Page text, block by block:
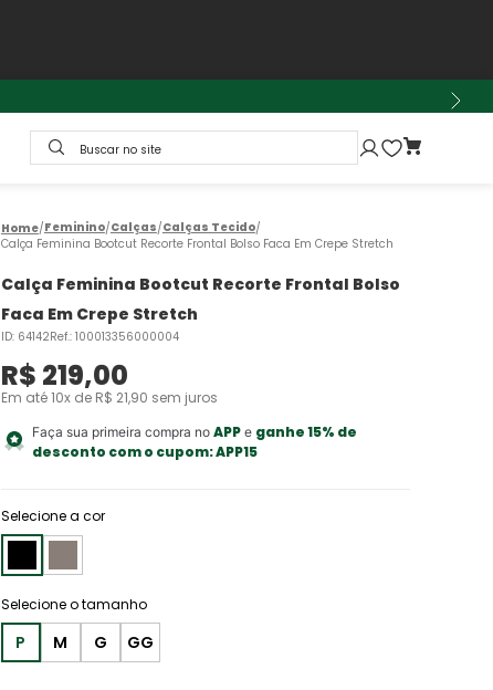
Buscar no site
Feminino Calças Calças Tecido
Calça Feminina Bootcut Recorte Frontal Bolso Faca Em Crepe Stretch
Calça Feminina Bootcut Recorte Frontal Bolso
Faca Em Crepe Stretch
ID: 64142Ref.: 100013356000004
R$ 219,00
Em até10x de R$ 21,90 sem juros
Faça sua primeira compra no APPe ganhe 15% de
desconto com o cupom:APP15
Selecione a cor
P M G GG